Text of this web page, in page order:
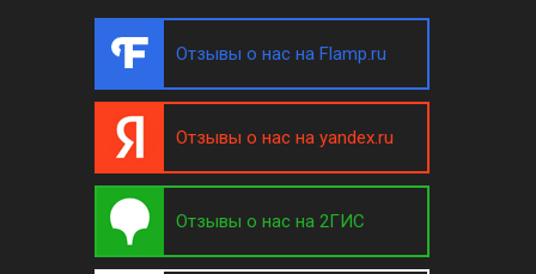
Отзывы о нас на Flamp.ru
Отзывы о нас на yandex.ru
Отзывы о нас на 2ГИС